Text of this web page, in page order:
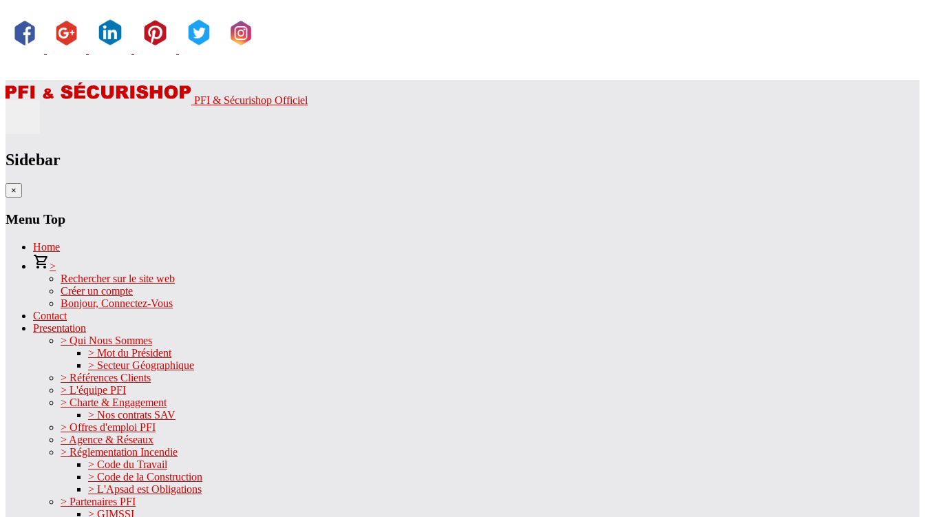
PFI & Sécurishop Officiel
Sidebar
×
Menu Top
Home
>
Rechercher sur le site web
Créer un compte
Bonjour, Connectez-Vous
Contact
Presentation
> Qui Nous Sommes
> Mot du Président
> Secteur Géographique
> Références Clients
> L'équipe PFI
> Charte & Engagement
> Nos contrats SAV
> Offres d'emploi PFI
> Agence & Réseaux
> Réglementation Incendie
> Code du Travail
> Code de la Construction
> L'Apsad est Obligations
> Partenaires PFI
> GIMSSI